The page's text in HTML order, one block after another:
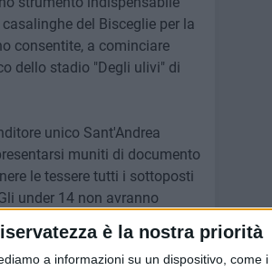
è la nostra priorità
a informazioni su un dispositivo, come i
del Bisceglie per la
consentite, a cominciare
dello stadio "Degli ulivi" di
unico Sant'Andrea
muniti di documento
le tessere tutti i sottoposti
under 14 non avranno
anche il documento